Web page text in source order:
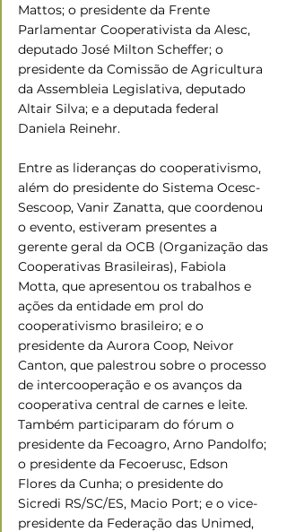
Mattos; o presidente da Frente
Parlamentar Cooperativista da Alesc,
deputado José Milton Scheffer; o
presidente da Comissão de Agricultura
da Assembleia Legislativa, deputado
Altair Silva; e a deputada federal
Daniela Reinehr.
Entre as lideranças do cooperativismo,
além do presidente do Sistema Ocesc-
Sescoop, Vanir Zanatta, que coordenou
o evento, estiveram presentes a
gerente geral da OCB (Organização das
Cooperativas Brasileiras), Fabiola
Motta, que apresentou os trabalhos e
ações da entidade em prol do
cooperativismo brasileiro; e o
presidente da Aurora Coop, Neivor
Canton, que palestrou sobre o processo
de intercooperação e os avanços da
cooperativa central de carnes e leite.
Também participaram do fórum o
presidente da Fecoagro, Arno Pandolfo;
o presidente da Fecoerusc, Edson
Flores da Cunha; o presidente do
Sicredi RS/SC/ES, Macio Port; e o vice-
presidente da Federação das Unimed,